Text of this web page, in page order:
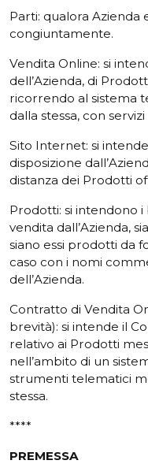
Parti: qualora
congiuntamente.
Vendita Online: si
dell’Azienda, di
ricorrendo al sistema
dalla stessa, con
Sito Internet: si
disposizione
distanza dei Prodotti
Prodotti: si intendono
vendita dall’Azienda,
siano essi prodotti da
caso con i nomi
dell’Azienda.
Contratto di Vendita
brevità): si intende il
relativo ai Prodotti
nell’ambito di un
strumenti telematici
stessa.
****
PREMESSA